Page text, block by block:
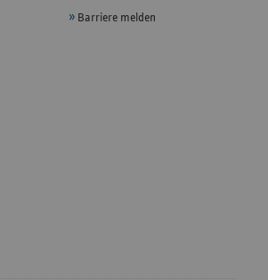
Barriere melden